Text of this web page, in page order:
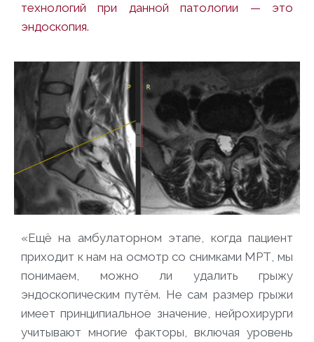
технологий при данной патологии — это
эндоскопия.
«Ещё на амбулаторном этапе, когда пациент
приходит к нам на осмотр со снимками МРТ, мы
понимаем, можно ли удалить грыжу
эндоскопическим путём. Не сам размер грыжи
имеет принципиальное значение, нейрохирурги
учитывают многие факторы, включая уровень